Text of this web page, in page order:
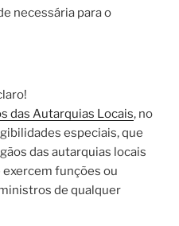
necessária para o
das Autarquias Locais, no
especiais, que
das autarquias locais
funções ou
de qualquer